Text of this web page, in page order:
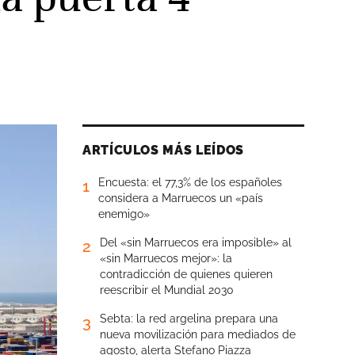
ARTÍCULOS MÁS LEÍDOS
1
Encuesta: el 77,3% de los españoles
considera a Marruecos un «país
enemigo»
2
Del «sin Marruecos era imposible» al
«sin Marruecos mejor»: la
contradicción de quienes quieren
reescribir el Mundial 2030
3
Sebta: la red argelina prepara una
nueva movilización para mediados de
agosto, alerta Stefano Piazza